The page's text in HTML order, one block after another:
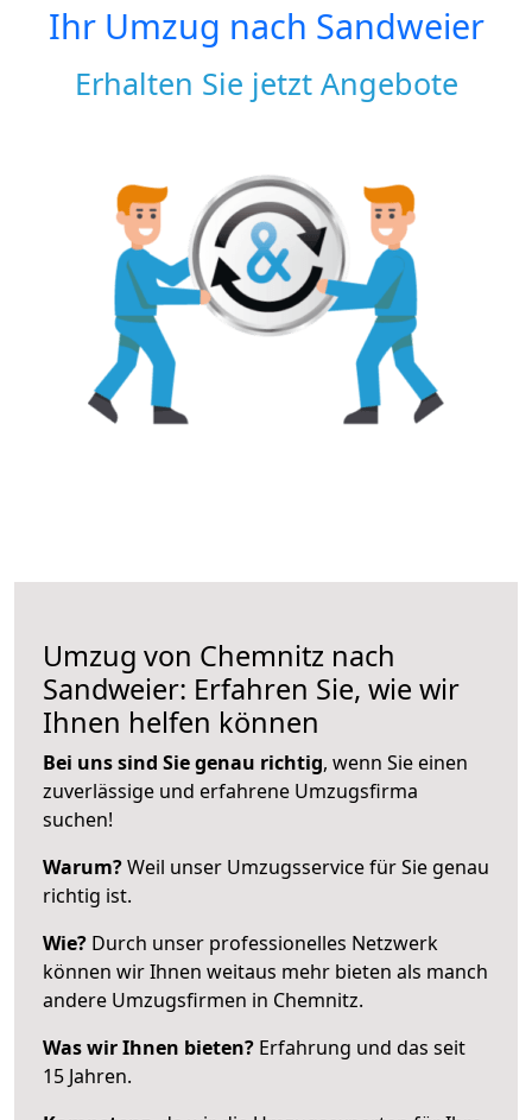
Ihr Umzug nach Sandweier
Erhalten Sie jetzt Angebote
Umzug von Chemnitz nach
Sandweier: Erfahren Sie, wie wir
Ihnen helfen können
Bei uns sind Sie genau richtig, wenn Sie einen
zuverlässige und erfahrene Umzugsfirma
suchen!
Warum?Weil unser Umzugsservice für Sie genau
richtig ist.
Wie? Durch unser professionelles Netzwerk
können wir Ihnen weitaus mehr bieten als manch
andere Umzugsfirmen in Chemnitz.
Was wir Ihnen bieten? Erfahrung und das seit
15 Jahren.